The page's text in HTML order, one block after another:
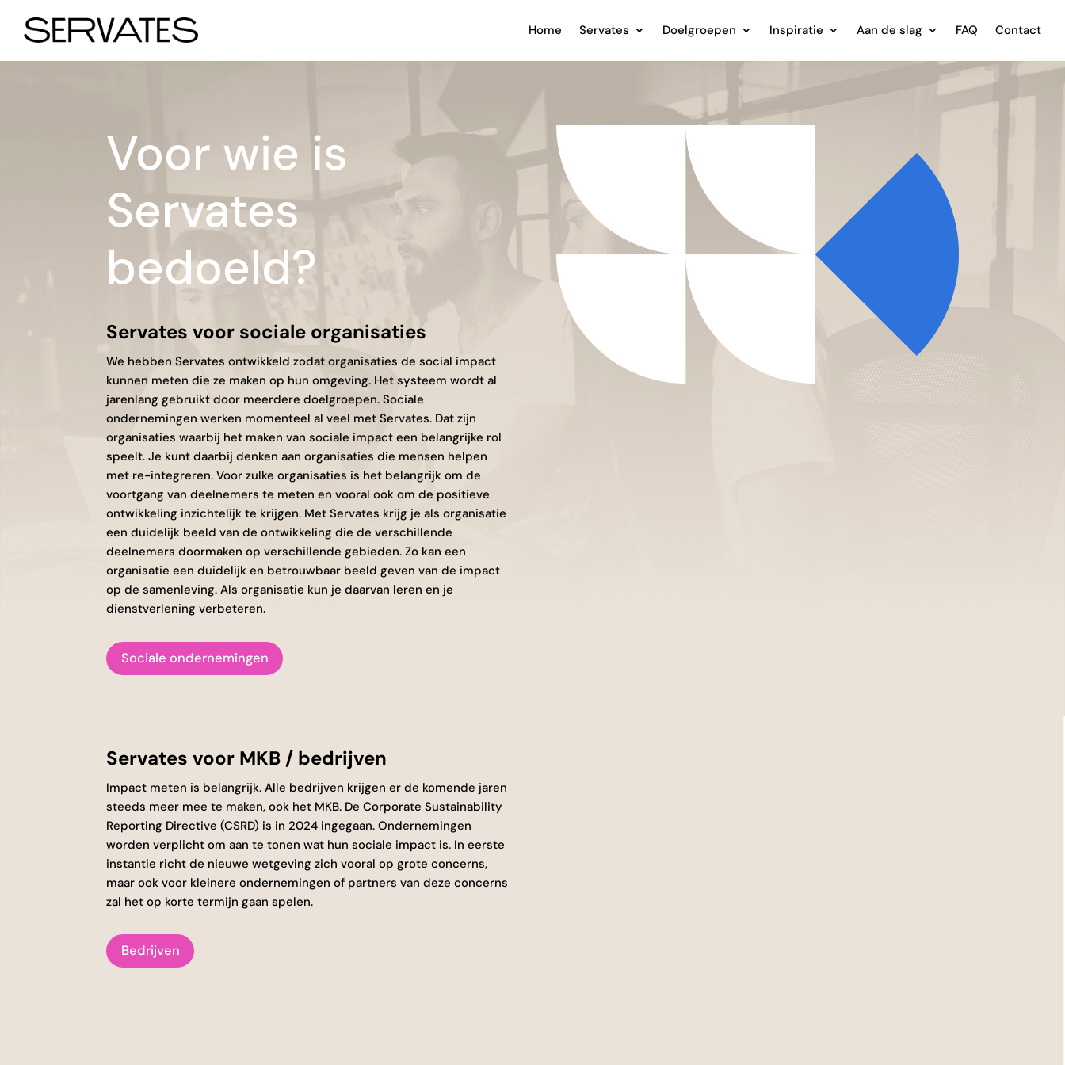
Home Servates Doelgroepen Inspiratie Aan de slag FAQ Contact
Voor wie is
Servates
bedoeld?
Servates voor sociale organisaties
We hebben Servates ontwikkeld zodat organisaties de social impact
kunnen meten die ze maken op hun omgeving. Het systeem wordt al
jarenlang gebruikt door meerdere doelgroepen. Sociale
ondernemingen werken momenteel al veel met Servates. Dat zijn
organisaties waarbij het maken van sociale impact een belangrijke rol
speelt. Je kunt daarbij denken aan organisaties die mensen helpen
met re-integreren. Voor zulke organisaties is het belangrijk om de
voortgang van deelnemers te meten en vooral ook om de positieve
ontwikkeling inzichtelijk te krijgen. Met Servates krijg je als organisatie
een duidelijk beeld van de ontwikkeling die de verschillende
deelnemers doormaken op verschillende gebieden. Zo kan een
organisatie een duidelijk en betrouwbaar beeld geven van de impact
op de samenleving. Als organisatie kun je daarvan leren en je
dienstverlening verbeteren.
Sociale ondernemingen
Servates voor MKB / bedrijven
Impact meten is belangrijk. Alle bedrijven krijgen er de komende jaren
steeds meer mee te maken, ook het MKB. De Corporate Sustainability
Reporting Directive (CSRD) is in 2024 ingegaan. Ondernemingen
worden verplicht om aan te tonen wat hun sociale impact is. In eerste
instantie richt de nieuwe wetgeving zich vooral op grote concerns,
maar ook voor kleinere ondernemingen of partners van deze concerns
zal het op korte termijn gaan spelen.
Bedrijven